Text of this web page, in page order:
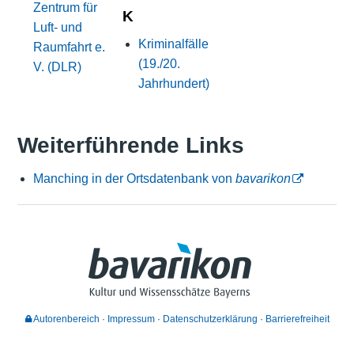
Zentrum für
Luft- und
Raumfahrt e.
V. (DLR)
K
Kriminalfälle
(19./20.
Jahrhundert)
Weiterführende Links
Manching in der Ortsdatenbank von bavarikon
Autorenbereich Impressum Datenschutzerklärung Barrierefreiheit